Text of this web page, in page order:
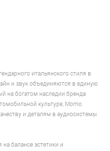
итальянского стиля в
и звук объединяются в единую
на богатом наследии бренда
культуре, Momo
и деталям в аудиосистемы
балансе эстетики и